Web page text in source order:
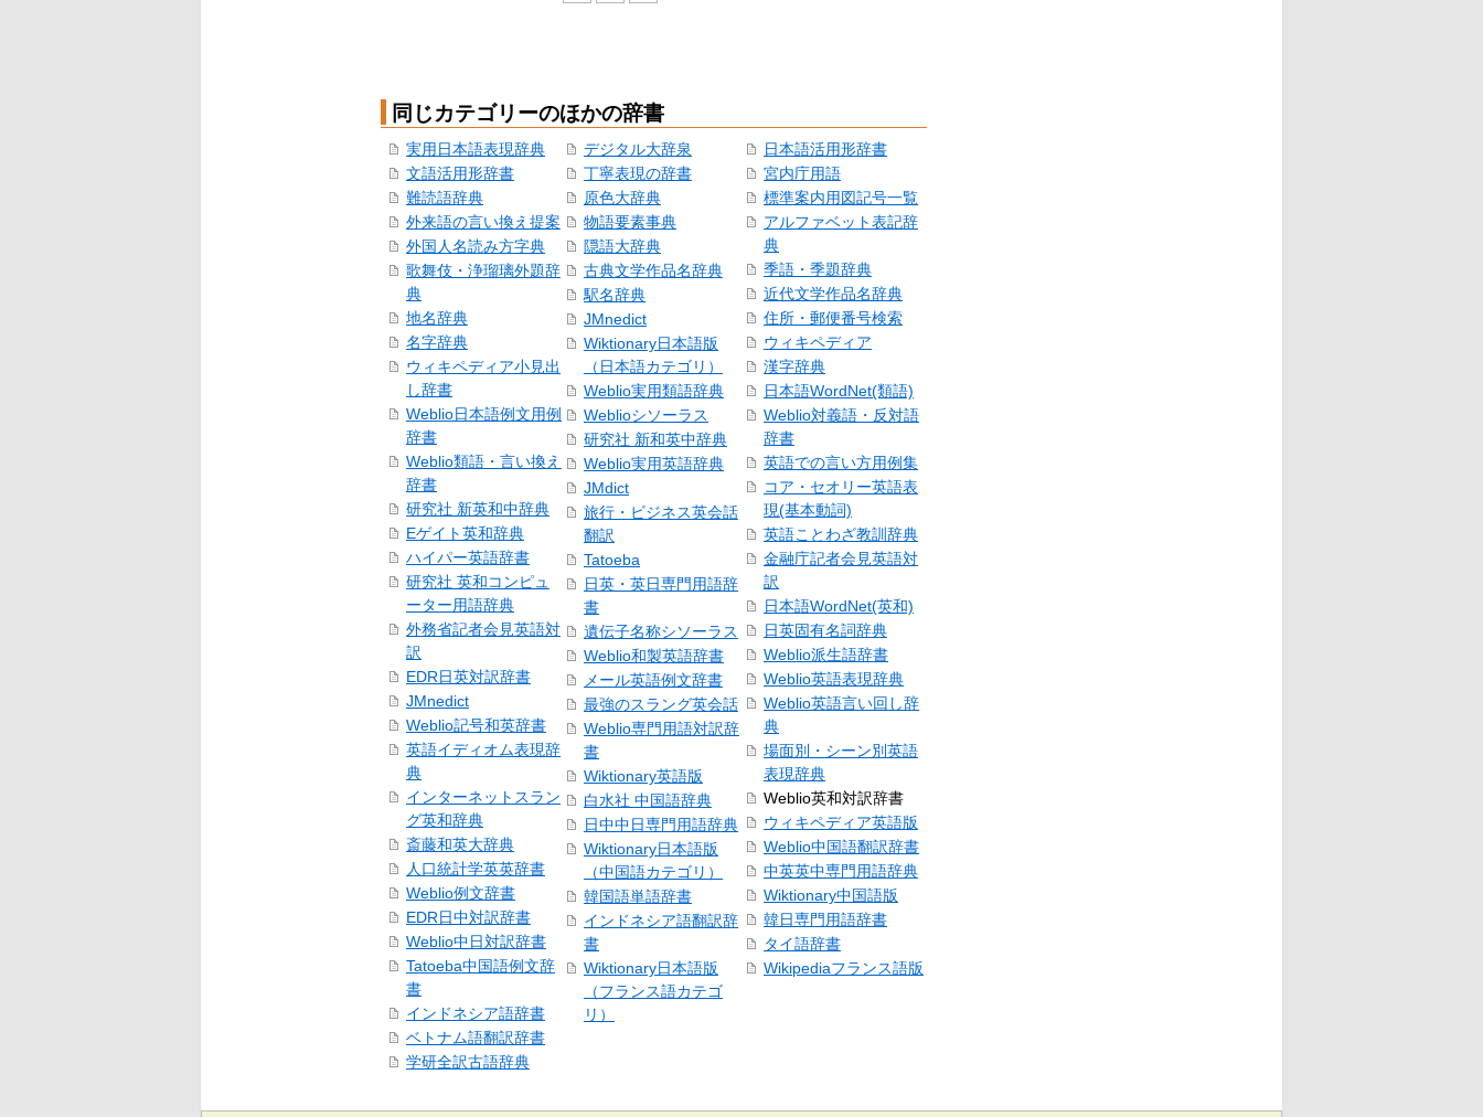
同じカテゴリーのほかの辞書
実用日本語表現辞典
文語活用形辞書
難読語辞典
外来語の言い換え提案
外国人名読み方字典
歌舞伎・浄瑠璃外題辞
典
地名辞典
名字辞典
ウィキペディア小見出
し辞書
Weblio日本語例文用例
辞書
Weblio類語・言い換え
辞書
研究社 新英和中辞典
Eゲイト英和辞典
ハイパー英語辞書
研究社 英和コンピュ
ーター用語辞典
外務省記者会見英語対
訳
EDR日英対訳辞書
JMnedict
Weblio記号和英辞書
英語イディオム表現辞
典
インターネットスラン
グ英和辞典
斎藤和英大辞典
人口統計学英英辞書
Weblio例文辞書
EDR日中対訳辞書
Weblio中日対訳辞書
Tatoeba中国語例文辞
書
インドネシア語辞書
ベトナム語翻訳辞書
学研全訳古語辞典
デジタル大辞泉
丁寧表現の辞書
原色大辞典
物語要素事典
隠語大辞典
古典文学作品名辞典
駅名辞典
JMnedict
Wiktionary日本語版
（日本語カテゴリ）
Weblio実用類語辞典
Weblioシソーラス
研究社 新和英中辞典
Weblio実用英語辞典
JMdict
旅行・ビジネス英会話
翻訳
Tatoeba
日英・英日専門用語辞
書
遺伝子名称シソーラス
Weblio和製英語辞書
メール英語例文辞書
最強のスラング英会話
Weblio専門用語対訳辞
書
Wiktionary英語版
白水社 中国語辞典
日中中日専門用語辞典
Wiktionary日本語版
（中国語カテゴリ）
韓国語単語辞書
インドネシア語翻訳辞
書
Wiktionary日本語版
（フランス語カテゴ
リ）
日本語活用形辞書
宮内庁用語
標準案内用図記号一覧
アルファベット表記辞
典
季語・季題辞典
近代文学作品名辞典
住所・郵便番号検索
ウィキペディア
漢字辞典
日本語WordNet(類語)
Weblio対義語・反対語
辞書
英語での言い方用例集
コア・セオリー英語表
現(基本動詞)
英語ことわざ教訓辞典
金融庁記者会見英語対
訳
日本語WordNet(英和)
日英固有名詞辞典
Weblio派生語辞書
Weblio英語表現辞典
Weblio英語言い回し辞
典
場面別・シーン別英語
表現辞典
Weblio英和対訳辞書
ウィキペディア英語版
Weblio中国語翻訳辞書
中英英中専門用語辞典
Wiktionary中国語版
韓日専門用語辞書
タイ語辞書
Wikipediaフランス語版